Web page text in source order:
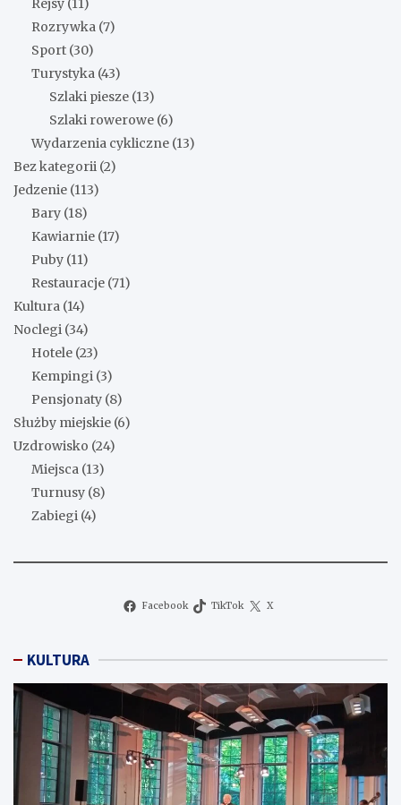
Rejsy (11)
Rozrywka (7)
Sport (30)
Turystyka (43)
Szlaki piesze (13)
Szlaki rowerowe (6)
Wydarzenia cykliczne (13)
Bez kategorii (2)
Jedzenie (113)
Bary (18)
Kawiarnie (17)
Puby (11)
Restauracje (71)
Kultura (14)
Noclegi (34)
Hotele (23)
Kempingi (3)
Pensjonaty (8)
Służby miejskie (6)
Uzdrowisko (24)
Miejsca (13)
Turnusy (8)
Zabiegi (4)
Facebook TikTok X
KULTURA